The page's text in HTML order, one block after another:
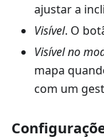
ajustar a
Visível. O
Visível no
mapa
com um